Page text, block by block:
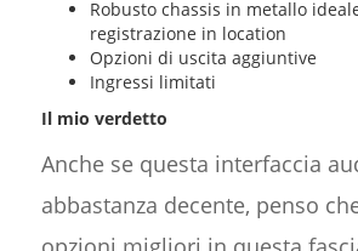
Robusto chassis in metallo
registrazione in location
Opzioni di uscita aggiuntive
Ingressi limitati
Il mio verdetto
Anche se questa interfaccia
abbastanza decente, penso